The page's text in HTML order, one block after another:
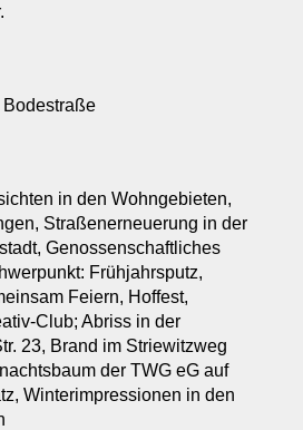
Bodestraße
in den Wohngebieten,
Straßenerneuerung in der
Genossenschaftliches
Frühjahrsputz,
Feiern, Hoffest,
Club; Abriss in der
23, Brand im Striewitzweg
der TWG eG auf
Winterimpressionen in den